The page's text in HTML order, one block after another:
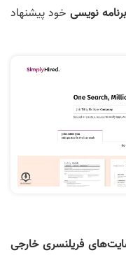
نویسی خود پیشنهاد
فریلنسری خارجی